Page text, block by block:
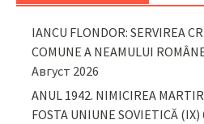
IANCU FLONDOR: SERVIREA
COMUNE A NEAMULUI
Август 2026
ANUL 1942. NIMICIREA
FOSTA UNIUNE SOVIETICĂ (IX)